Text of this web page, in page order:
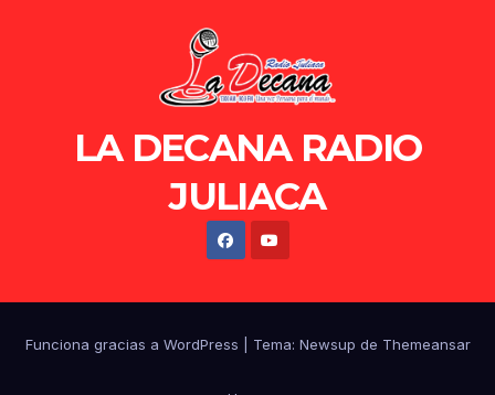
LA DECANA RADIO
JULIACA
Funciona gracias a WordPress Tema: Newsup de Themeansar